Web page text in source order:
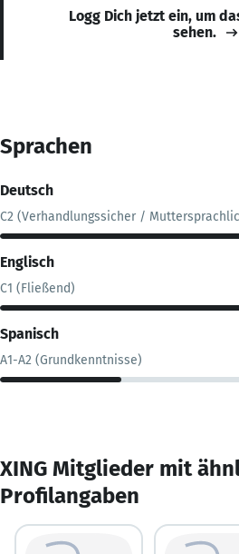
Logg Dich jetzt ein, um
sehen.
Sprachen
Deutsch
C2 (Verhandlungssicher /
Englisch
C1 (Fließend)
Spanisch
A1-A2 (Grundkenntnisse)
XING Mitglieder mit
Profilangaben